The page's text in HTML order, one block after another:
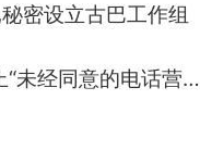
密设立古巴工作组
法国将禁止“未经同意的电话营销”